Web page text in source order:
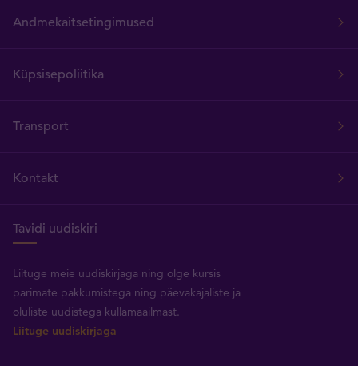
Andmekaitsetingimused
Küpsisepoliitika
Transport
Kontakt
Tavidi uudiskiri
Liituge meie uudiskirjaga ning olge kursis
parimate pakkumistega ning päevakajaliste ja
oluliste uudistega kullamaailmast.
Liituge uudiskirjaga